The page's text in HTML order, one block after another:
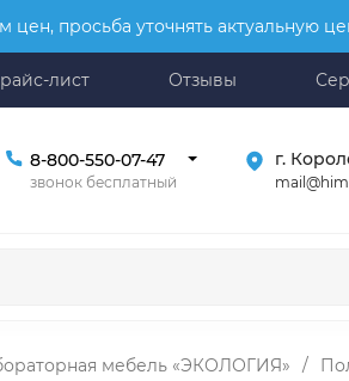
просьба уточнять актуальную
лист Отзывы
8-800-550-07-47
звонок бесплатный
г.
мебель «ЭКОЛОГИЯ» /